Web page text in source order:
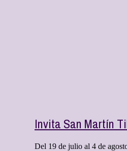
Invita San Martín
Del 19 de julio al 4 de